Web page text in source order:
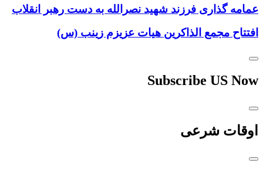
عمامه گذاری فرزند شهید نصرالله به دست رهبر انقلاب
افتتاح مجمع الذاکرین هیات عزیزم زینب (س)
Subscribe US Now
اوقات شرعی